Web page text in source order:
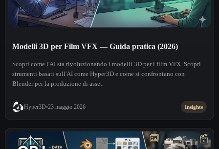
Modelli 3D per Film VFX — Guida pratica (2026)
Scopri come l'AI sta rivoluzionando i modelli 3D per i film VFX. Scopri
strumenti basati sull'AI come Hyper3D e come si confrontano con
Blender per la produzione di asset.
Hyper3D 23 maggio 2026 Insights